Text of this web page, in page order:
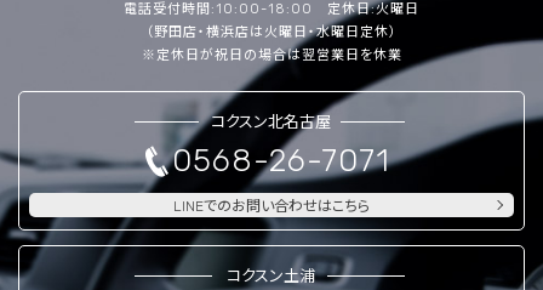
電話受付時間:10:00-18:00 定休日:火曜日
（野田店・横浜店は火曜日・水曜日定休）
※定休日が祝日の場合は翌営業日を休業
コクスン北名古屋
0568-26-7071
LINEでのお問い合わせはこちら
コクスン土浦